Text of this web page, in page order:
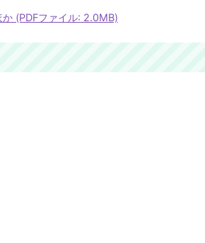
(PDFファイル: 2.0MB)